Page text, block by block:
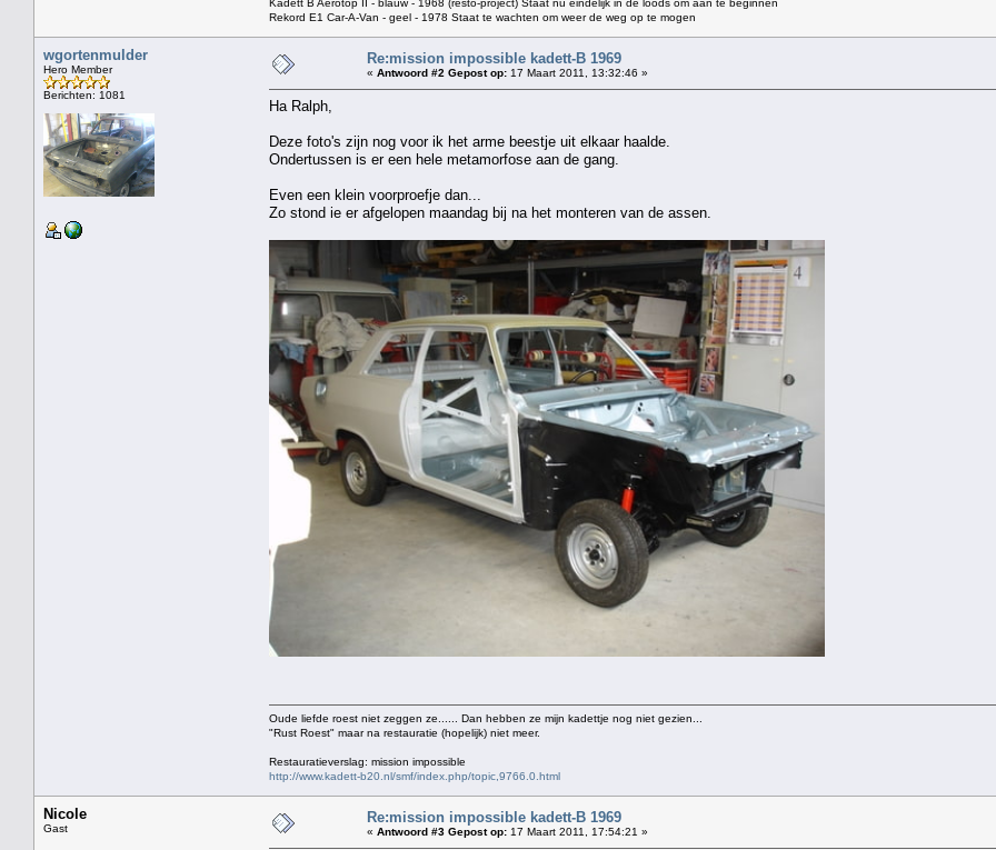
Kadett B Aerotop II - blauw - 1968 (resto-project) Staat nu eindelijk in de loods om aan te beginnen
Rekord E1 Car-A-Van - geel - 1978 Staat te wachten om weer de weg op te mogen
wgortenmulder
Hero Member
Berichten: 1081
Re:mission impossible kadett-B 1969
« Antwoord #2 Gepost op: 17 Maart 2011, 13:32:46 »
Ha Ralph,
Deze foto's zijn nog voor ik het arme beestje uit elkaar haalde.
Ondertussen is er een hele metamorfose aan de gang.
Even een klein voorproefje dan...
Zo stond ie er afgelopen maandag bij na het monteren van de assen.
Oude liefde roest niet zeggen ze...... Dan hebben ze mijn kadettje nog niet gezien...
"Rust Roest" maar na restauratie (hopelijk) niet meer.
Restauratieverslag: mission impossible
http://www.kadett-b20.nl/smf/index.php/topic,9766.0.html
Nicole
Gast
Re:mission impossible kadett-B 1969
« Antwoord #3 Gepost op: 17 Maart 2011, 17:54:21 »